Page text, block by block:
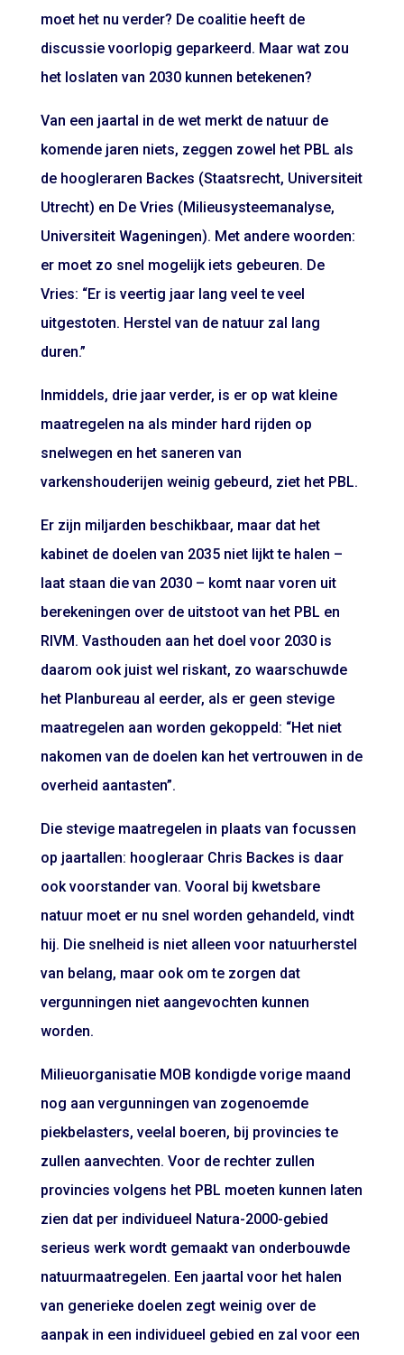
moet het nu verder? De coalitie heeft de
discussie voorlopig geparkeerd. Maar wat zou
het loslaten van 2030 kunnen betekenen?
Van een jaartal in de wet merkt de natuur de
komende jaren niets, zeggen zowel het PBL als
de hoogleraren Backes (Staatsrecht, Universiteit
Utrecht) en De Vries (Milieusysteemanalyse,
Universiteit Wageningen). Met andere woorden:
er moet zo snel mogelijk iets gebeuren. De
Vries: “Er is veertig jaar lang veel te veel
uitgestoten. Herstel van de natuur zal lang
duren.”
Inmiddels, drie jaar verder, is er op wat kleine
maatregelen na als minder hard rijden op
snelwegen en het saneren van
varkenshouderijen weinig gebeurd, ziet het PBL.
Er zijn miljarden beschikbaar, maar dat het
kabinet de doelen van 2035 niet lijkt te halen –
laat staan die van 2030 – komt naar voren uit
berekeningen over de uitstoot van het PBL en
RIVM. Vasthouden aan het doel voor 2030 is
daarom ook juist wel riskant, zo waarschuwde
het Planbureau al eerder, als er geen stevige
maatregelen aan worden gekoppeld: “Het niet
nakomen van de doelen kan het vertrouwen in de
overheid aantasten”.
Die stevige maatregelen in plaats van focussen
op jaartallen: hoogleraar Chris Backes is daar
ook voorstander van. Vooral bij kwetsbare
natuur moet er nu snel worden gehandeld, vindt
hij. Die snelheid is niet alleen voor natuurherstel
van belang, maar ook om te zorgen dat
vergunningen niet aangevochten kunnen
worden.
Milieuorganisatie MOB kondigde vorige maand
nog aan vergunningen van zogenoemde
piekbelasters, veelal boeren, bij provincies te
zullen aanvechten. Voor de rechter zullen
provincies volgens het PBL moeten kunnen laten
zien dat per individueel Natura-2000-gebied
serieus werk wordt gemaakt van onderbouwde
natuurmaatregelen. Een jaartal voor het halen
van generieke doelen zegt weinig over de
aanpak in een individueel gebied en zal voor een